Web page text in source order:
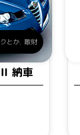
とか,散財
納車